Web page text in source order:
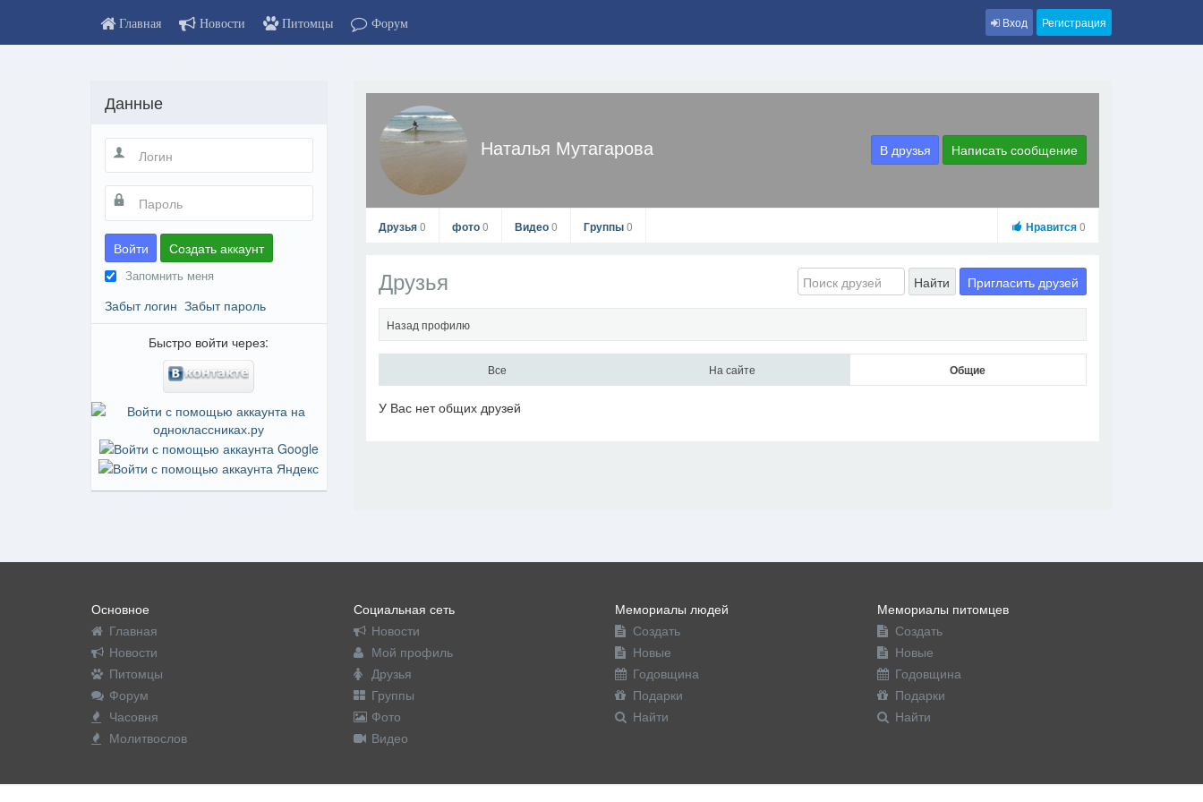
Главная Новости Питомцы Форум Вход Регистрация
Наталья Мутагарова В друзья Написать сообщение
Наталья Мутагарова
На профиль
Друзья0 фото0 Видео0 Группы0 Нравится0
Друзья Найти Пригласить друзей
Назад профилю
Все На сайте Общие
У Вас нет общих друзей
Данные
Войти Создать аккаунт
Запомнить меня
Забыт логин Забыт пароль
Быстро войти через:
Основное
Главная
Новости
Питомцы
Форум
Часовня
Молитвослов
Социальная сеть
Новости
Мой профиль
Друзья
Группы
Фото
Видео
Мемориалы людей
Создать
Новые
Годовщина
Подарки
Найти
Мемориалы питомцев
Создать
Новые
Годовщина
Подарки
Найти